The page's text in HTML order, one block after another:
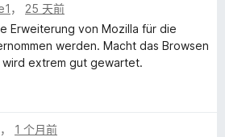
， 25 天前
Erweiterung von Mozilla für die
werden. Macht das Browsen
extrem gut gewartet.
， 1 个月前